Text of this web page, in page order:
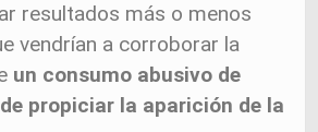
resultados más o menos
vendrían a corroborar la
un consumo abusivo de
propiciar la aparición de la